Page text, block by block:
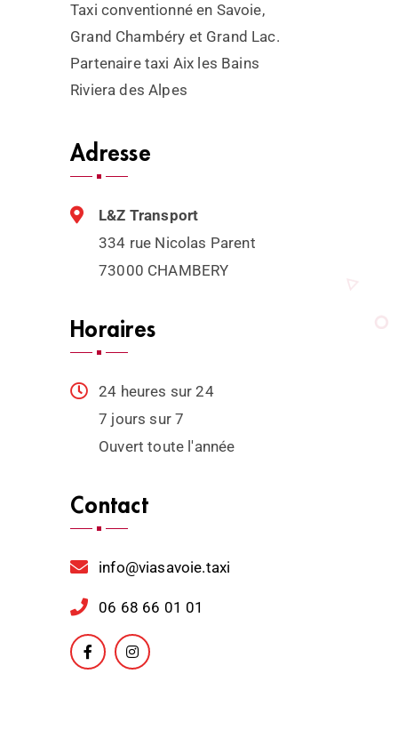
Taxi conventionné en Savoie,
Grand Chambéry et Grand Lac.
Partenaire taxi Aix les Bains
Riviera des Alpes
Adresse
L&Z Transport
334 rue Nicolas Parent
73000 CHAMBERY
Horaires
24 heures sur 24
7 jours sur 7
Ouvert toute l'année
Contact
info@viasavoie.taxi
06 68 66 01 01